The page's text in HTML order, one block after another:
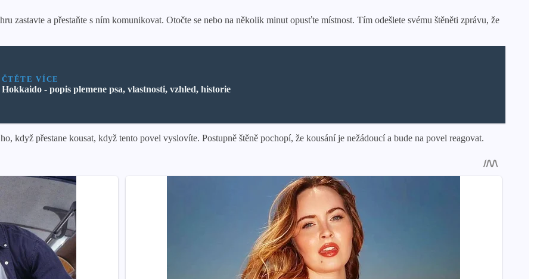
zastavte a přestaňte s ním komunikovat. Otočte se nebo na několik minut opusťte místnost. Tím odešlete svému štěněti zprávu, že
ČTĚTE VÍCE
Hokkaido - popis plemene psa, vlastnosti, vzhled, historie
když přestane kousat, když tento povel vyslovíte. Postupně štěně pochopí, že kousání je nežádoucí a bude na povel reagovat.